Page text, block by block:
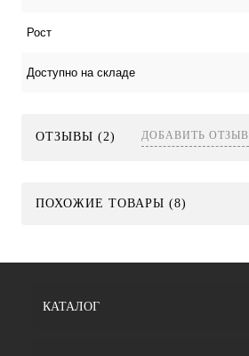
Рост
Доступно на складе
ОТЗЫВЫ (2) ДОБАВИТЬ ОТЗЫВ
ПОХОЖИЕ ТОВАРЫ (8)
КАТАЛОГ